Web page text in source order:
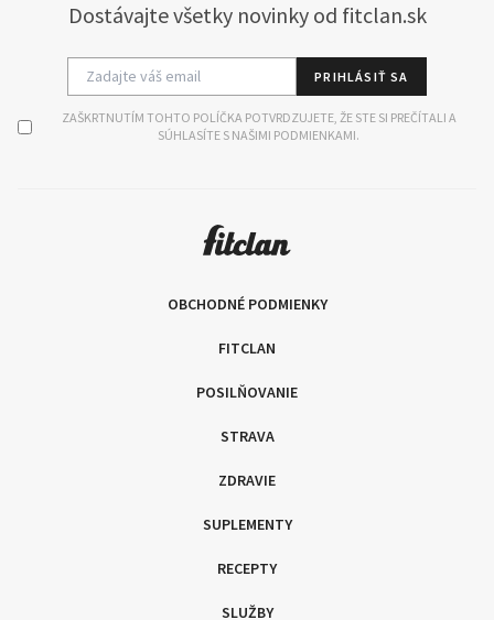
Dostávajte všetky novinky od fitclan.sk
PRIHLÁSIŤ SA
ZAŠKRTNUTÍM TOHTO POLÍČKA POTVRDZUJETE, ŽE STE SI PREČÍTALI A
SÚHLASÍTE S NAŠIMI PODMIENKAMI.
OBCHODNÉ PODMIENKY
FITCLAN
POSILŇOVANIE
STRAVA
ZDRAVIE
SUPLEMENTY
RECEPTY
SLUŽBY